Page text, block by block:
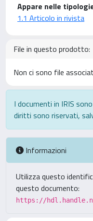
Appare nelle
1.1 Articolo in rivista
File in questo prodotto:
Non ci sono file
I documenti in IRIS
diritti sono riservati,
Informazioni
Utilizza questo
questo documento:
https://